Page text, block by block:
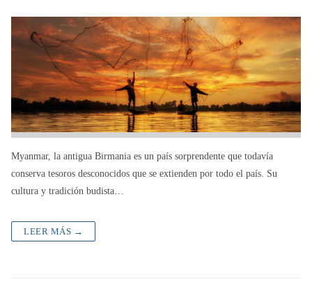
Myanmar, la antigua Birmania es un país sorprendente que todavía
conserva tesoros desconocidos que se extienden por todo el país. Su
cultura y tradición budista…
LEER MÁS →